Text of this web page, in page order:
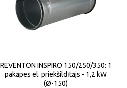
REVENTON INSPIRO 150/250/350: 1
pakāpes el. priekšildītājs - 1,2 kW
(Ø-150)